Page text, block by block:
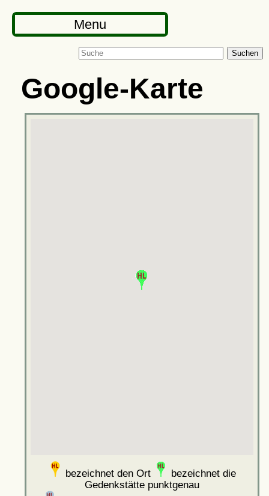
Menu
Suchen
Google-Karte
bezeichnet den Ort
bezeichnet die
Gedenkstätte punktgenau